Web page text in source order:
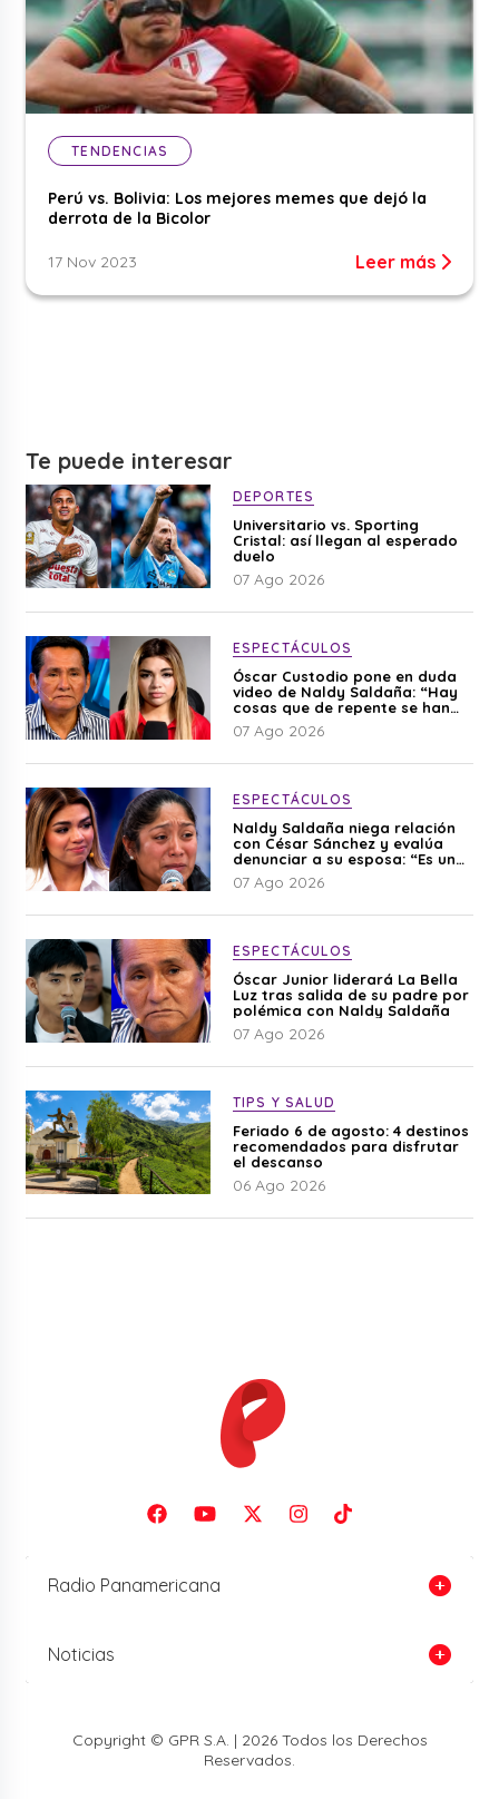
TENDENCIAS
Perú vs. Bolivia: Los mejores memes que dejó la
derrota de la Bicolor
17 Nov 2023 Leer más
Te puede interesar
DEPORTES
Universitario vs. Sporting
Cristal: así llegan al esperado
duelo
07 Ago 2026
ESPECTÁCULOS
Óscar Custodio pone en duda
video de Naldy Saldaña: “Hay
cosas que de repente se han
editado”
07 Ago 2026
ESPECTÁCULOS
Naldy Saldaña niega relación
con César Sánchez y evalúa
denunciar a su esposa: “Es una
difamación”
07 Ago 2026
ESPECTÁCULOS
Óscar Junior liderará La Bella
Luz tras salida de su padre por
polémica con Naldy Saldaña
07 Ago 2026
TIPS Y SALUD
Feriado 6 de agosto: 4 destinos
recomendados para disfrutar
el descanso
06 Ago 2026
Radio Panamericana
Noticias
Copyright © GPR S.A. | 2026 Todos los Derechos
Reservados.